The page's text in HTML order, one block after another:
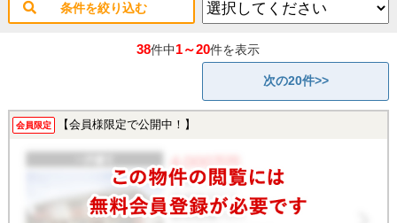
条件を絞り込む
38件中1～20件を表示
次の20件>>
会員限定 【会員様限定で公開中！】